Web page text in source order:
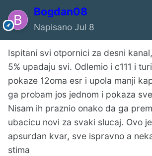
Bogdan08
Napisano Jul 8
Ispitani svi otpornici za desni
5% upadaju svi. Odlemio i c111 i
pokaze 12oma esr i upola manji
ga probam jos jednom i pokaza
Nisam ih praznio onako da ga
ubacicu novi za svaki slucaj. Ovo
apsurdan kvar, sve ispravno a
stima